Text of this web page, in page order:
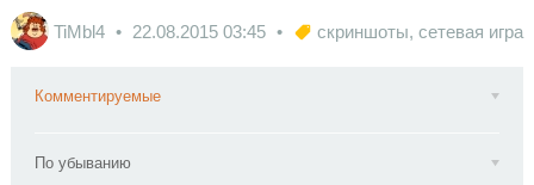
TiMbl4 22.08.2015 03:45 скриншоты, сетевая игра
Комментируемые
По убыванию